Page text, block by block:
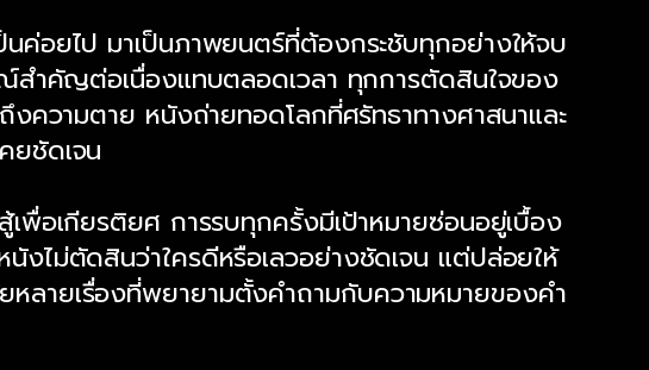
ค่อยไป มาเป็นภาพยนตร์ที่ต้องกระชับทุกอย่างให้จบ
ณ์สำคัญต่อเนื่องแทบตลอดเวลา ทุกการตัดสินใจของ
งความตาย หนังถ่ายทอดโลกที่ศรัทธาทางศาสนาและ
ยชัดเจน
เพื่อเกียรติยศ การรบทุกครั้งมีเป้าหมายซ่อนอยู่เบื้อง
งไม่ตัดสินว่าใครดีหรือเลวอย่างชัดเจน แต่ปล่อยให้
ลายเรื่องที่พยายามตั้งคำถามกับความหมายของคำ